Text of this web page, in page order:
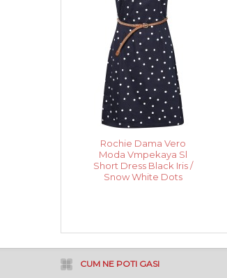
Rochie Dama Vero
Moda Vmpekaya Sl
Short Dress Black Iris /
Snow White Dots
CUM NE POTI GASI